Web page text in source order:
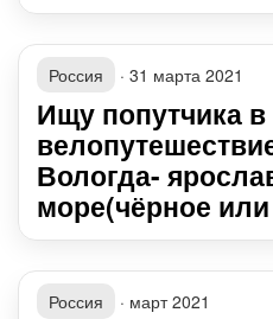
Россия · 31 марта 2021
Ищу попутчика в
Вологда-
море(чёрное или
Россия · март 2021